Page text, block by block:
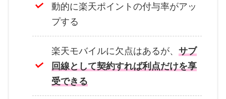
動的に楽天ポイントの付与率がアッ
プする
楽天モバイルに欠点はあるが、 サブ
回線として契約すれば利点だけを享
受できる